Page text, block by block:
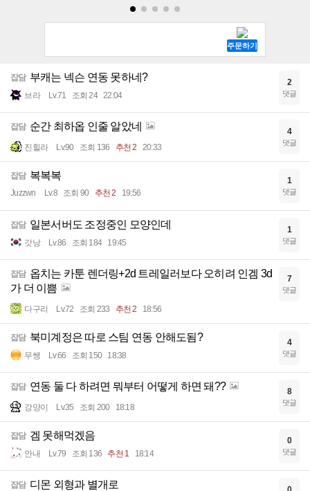
잡담 부캐는 넥슨 연동 못하네?
브라 Lv.71 조회 24 22:04
2
댓글
잡담 순간 최하옵 인줄 알았네
진힐라 Lv.90 조회 136 추천 2 20:33
4
댓글
잡담 복복복
Juzzwn Lv.8 조회 90 추천 2 19:56
1
댓글
잡담 일본서버도 조정중인 모양인데
갓낭 Lv.86 조회 184 19:45
1
댓글
잡담 옵치는 카툰 렌더링+2d 트레일러보다 오히려 인겜 3d
가 더 이쁨
다구리 Lv.72 조회 233 추천 2 18:56
7
댓글
잡담 북미계정은 따로 스팀 연동 안해도됨?
무쌩 Lv.66 조회 150 18:38
4
댓글
잡담 연동 둘 다 하려면 뭐부터 어떻게 하면 돼??
강양이 Lv.35 조회 200 18:18
8
댓글
잡담 겜 못해먹겠음
안내 Lv.79 조회 136 추천 1 18:14
0
댓글
잡담 디몬 외형과 별개로